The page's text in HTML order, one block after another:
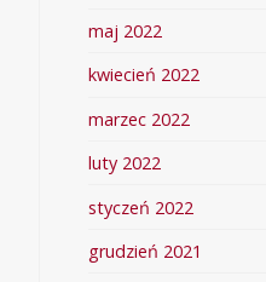
maj 2022
kwiecień 2022
marzec 2022
luty 2022
styczeń 2022
grudzień 2021